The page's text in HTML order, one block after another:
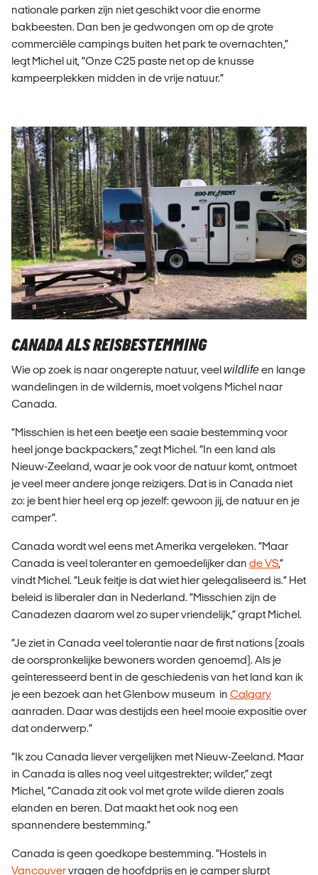
nationale parken zijn niet geschikt voor die enorme
bakbeesten. Dan ben je gedwongen om op de grote
commerciële campings buiten het park te overnachten,”
legt Michel uit, “Onze C25 paste net op de knusse
kampeerplekken midden in de vrije natuur.”
CANADA ALS REISBESTEMMING
Wie op zoek is naar ongerepte natuur, veelwildlifeen lange
wandelingen in de wildernis, moet volgens Michel naar
Canada.
“Misschien is het een beetje een saaie bestemming voor
heel jonge backpackers,” zegt Michel. “In een land als
Nieuw-Zeeland, waar je ook voor de natuur komt, ontmoet
je veel meer andere jonge reizigers. Dat is in Canada niet
zo: je bent hier heel erg op jezelf: gewoon jij, de natuur en je
camper”.
Canada wordt wel eens met Amerika vergeleken. “Maar
Canada is veel toleranter en gemoedelijker dan de VS,”
vindt Michel. “Leuk feitje is dat wiet hier gelegaliseerd is.” Het
beleid is liberaler dan in Nederland. “Misschien zijn de
Canadezen daarom wel zo super vriendelijk,” grapt Michel.
“Je ziet in Canada veel tolerantie naar de first nations (zoals
de oorspronkelijke bewoners worden genoemd). Als je
geïnteresseerd bent in de geschiedenis van het land kan ik
je een bezoek aan het Glenbow museum in Calgary
aanraden. Daar was destijds een heel mooie expositie over
dat onderwerp.”
“Ik zou Canada liever vergelijken met Nieuw-Zeeland. Maar
in Canada is alles nog veel uitgestrekter; wilder,” zegt
Michel, “Canada zit ook vol met grote wilde dieren zoals
elanden en beren. Dat maakt het ook nog een
spannendere bestemming.”
Canada is geen goedkope bestemming. “Hostels in
Vancouvervragen de hoofdprijs en je camper slurpt